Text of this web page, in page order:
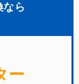
なら
ー